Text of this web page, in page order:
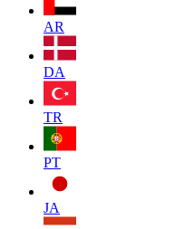
AR
DA
TR
PT
JA